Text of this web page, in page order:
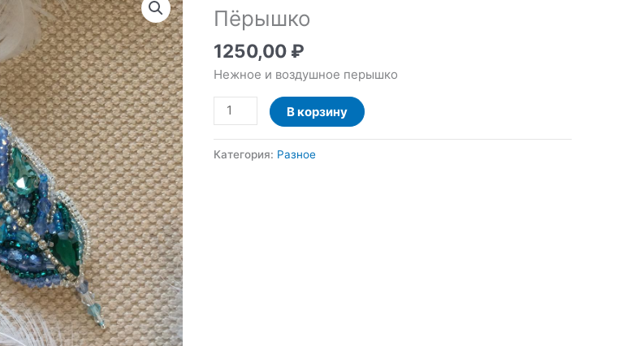
Пёрышко
1250,00 ₽
Нежное и воздушное перышко
Количество
товара
Пёрышко
В корзину
Категория: Разное